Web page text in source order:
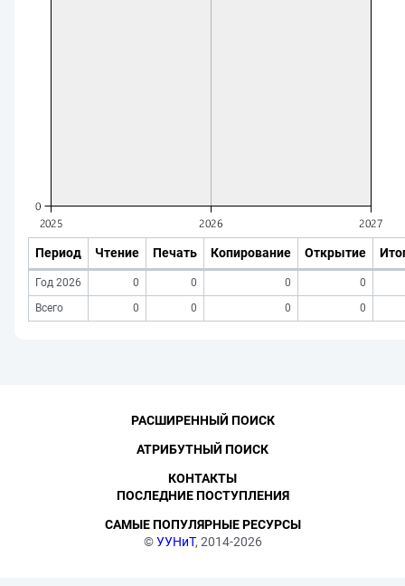
Период Чтение Печать Копирование Открытие
Год 2026 0 0 0
0
Всего
0 0 0 0
©УУНиТ, 2014-2026
РАСШИРЕННЫЙ ПОИСК
АТРИБУТНЫЙ ПОИСК
КОНТАКТЫ
ПОСЛЕДНИЕ ПОСТУПЛЕНИЯ
САМЫЕ ПОПУЛЯРНЫЕ РЕСУРСЫ